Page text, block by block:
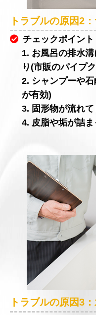
トラブルの原因2
チェックポイント
1. お風呂の排水
り(市販のパイプ
2. シャンプーや
が有効)
3. 固形物が流れ
4. 皮脂や垢が詰
トラブルの原因3